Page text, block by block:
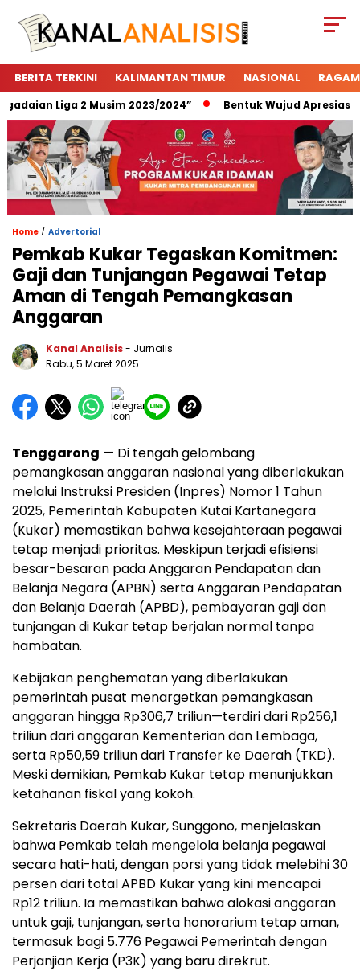
BERITA TERKINI KALIMANTAN TIMUR NASIONAL RAGAM
Liga 2 Musim 2023/2024” Bentuk Wujud Apresiasi
Home / Advertorial
Pemkab Kukar Tegaskan Komitmen:
Gaji dan Tunjangan Pegawai Tetap
Aman di Tengah Pemangkasan
Anggaran
Kanal Analisis- Jurnalis
Rabu, 5 Maret 2025
Tenggarong — Di tengah gelombang
pemangkasan anggaran nasional yang diberlakukan
melalui Instruksi Presiden (Inpres) Nomor 1 Tahun
2025, Pemerintah Kabupaten Kutai Kartanegara
(Kukar) memastikan bahwa kesejahteraan pegawai
tetap menjadi prioritas. Meskipun terjadi efisiensi
besar-besaran pada Anggaran Pendapatan dan
Belanja Negara (APBN) serta Anggaran Pendapatan
dan Belanja Daerah (APBD), pembayaran gaji dan
tunjangan di Kukar tetap berjalan normal tanpa
hambatan.
Kebijakan penghematan yang diberlakukan
pemerintah pusat menargetkan pemangkasan
anggaran hingga Rp306,7 triliun—terdiri dari Rp256,1
triliun dari anggaran Kementerian dan Lembaga,
serta Rp50,59 triliun dari Transfer ke Daerah (TKD).
Meski demikian, Pemkab Kukar tetap menunjukkan
ketahanan fiskal yang kokoh.
Sekretaris Daerah Kukar, Sunggono, menjelaskan
bahwa Pemkab telah mengelola belanja pegawai
secara hati-hati, dengan porsi yang tidak melebihi 30
persen dari total APBD Kukar yang kini mencapai
Rp12 triliun. Ia memastikan bahwa alokasi anggaran
untuk gaji, tunjangan, serta honorarium tetap aman,
termasuk bagi 5.776 Pegawai Pemerintah dengan
Perjanjian Kerja (P3K) yang baru direkrut.